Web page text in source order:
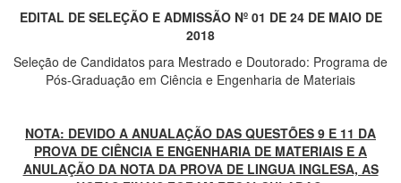
EDITAL DE SELEÇÃO E ADMISSÃO Nº 01 DE 24 DE MAIO DE
2018
Seleção de Candidatos para Mestrado e Doutorado: Programa de
Pós-Graduação em Ciência e Engenharia de Materiais
NOTA: DEVIDO A ANUALAÇÃO DAS QUESTÕES 9 E 11 DA
PROVA DE CIÊNCIA E ENGENHARIA DE MATERIAIS E A
ANULAÇÃO DA NOTA DA PROVA DE LINGUA INGLESA, AS